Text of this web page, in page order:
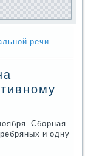
речи
Сбοрная
и одну